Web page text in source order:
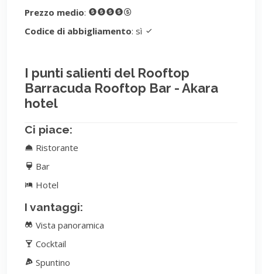
Prezzo medio:
Codice di abbigliamento: sì
I punti salienti del Rooftop
Barracuda Rooftop Bar - Akara
hotel
Ci piace:
Ristorante
Bar
Hotel
I vantaggi:
Vista panoramica
Cocktail
Spuntino